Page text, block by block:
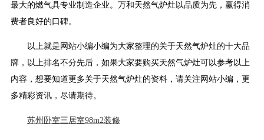
最大的燃气具专业制造企业。万和天然气炉灶以品质为先，赢得消
费者良好的口碑。
以上就是网站小编小编为大家整理的关于天然气炉灶的十大品
牌，以上排名不分先后，如果大家要购买天然气炉灶可以参考以上
内容，想要知道更多关于天然气炉灶的资料，请关注网站小编，更
多精彩资讯，尽请期待。
苏州卧室三居室98m2装修